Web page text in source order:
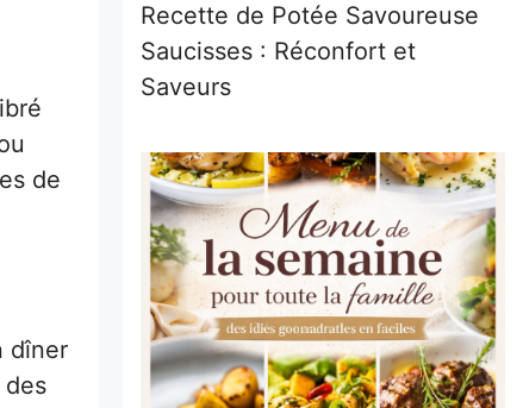
de
dîner
des
Recette de Potée Savoureuse
Saucisses : Réconfort et
Saveurs